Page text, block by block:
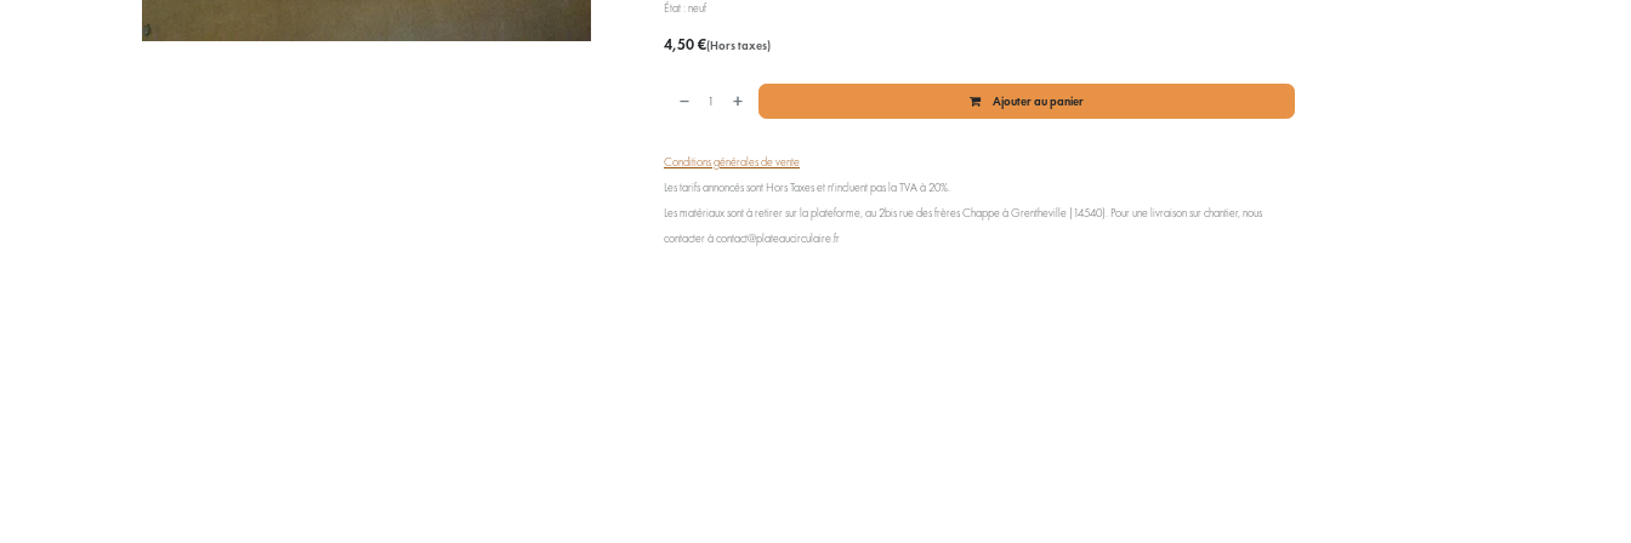
État : neuf
4,50€(Hors taxes)
Ajouter au panier
Conditions générales de vente
Les tarifs annoncés sont Hors Taxes et n'incluent pas la TVA à 20%.
Les matériaux sont à retirer sur la plateforme, au 2bis rue des frères Chappe à Grentheville (14540). Pour une livraison sur chantier, nous
contacter à contact@plateaucirculaire.fr